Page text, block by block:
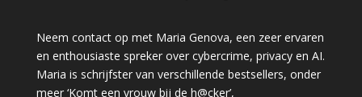
Neem contact op met Maria Genova, een zeer ervaren
en enthousiaste spreker over cybercrime, privacy en AI.
Maria is schrijfster van verschillende bestsellers, onder
meer ‘Komt een vrouw bij de h@cker’,